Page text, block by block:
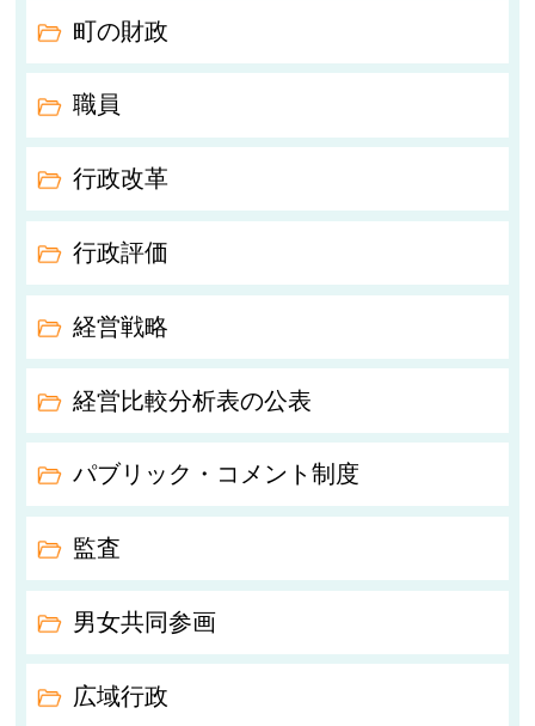
町の財政
職員
行政改革
行政評価
経営戦略
経営比較分析表の公表
パブリック・コメント制度
監査
男女共同参画
広域行政